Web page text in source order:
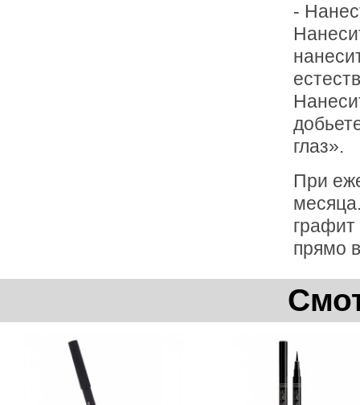
-
глаз».
При
графит
прямо